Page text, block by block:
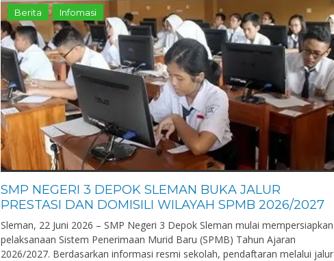
Berita Infomasi
SMP NEGERI 3 DEPOK SLEMAN BUKA JALUR
PRESTASI DAN DOMISILI WILAYAH SPMB 2026/2027
Sleman, 22 Juni 2026 – SMP Negeri 3 Depok Sleman mulai mempersiapkan
pelaksanaan Sistem Penerimaan Murid Baru (SPMB) Tahun Ajaran
2026/2027. Berdasarkan informasi resmi sekolah, pendaftaran melalui jalur